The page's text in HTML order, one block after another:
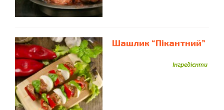
Шашлик “Пікантний”
Інгредієнти